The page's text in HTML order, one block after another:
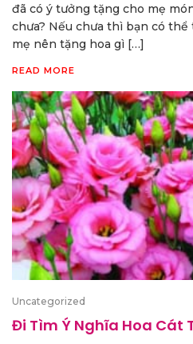
đã có ý tưởng tặng cho mẹ
chưa? Nếu chưa thì bạn có thể
mẹ nên tặng hoa gì […]
READ MORE
Uncategorized
Đi Tìm Ý Nghĩa Hoa Cát